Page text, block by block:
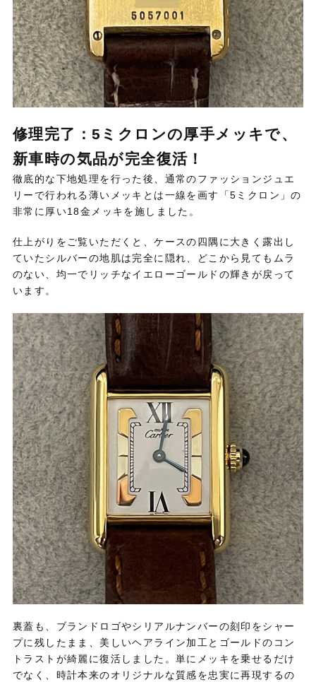
修理完了：5ミクロンの厚手メッキで、
新車時の気品が完全復活！
徹底的な下地処理を行った後、 通常のファッションジュエ
リーで行われる薄いメッキとは一線を画す「5ミクロン」の
非常に厚い18金メッキを施しました。
仕上がりをご覧いただくと、ケースの四隅に大きく露出し
ていたシルバーの地肌は完全に隠れ、
どこから見てもムラ
のない、 均一でリッチなイエローゴールドの輝きが戻って
います。
裏蓋も、 ブランドロゴやシリアルナンバーの刻印をシャー
プに残したまま、 美しいヘアライン加工とゴールドのコン
トラストが綺麗に復活しました。 単にメッキを乗せるだけ
でなく、 時計本来のオリジナルな質感を忠実に再現するの